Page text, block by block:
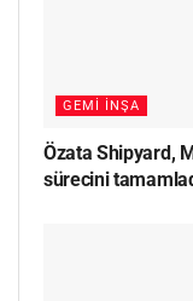
GEMI İNŞA
Özata Shipyard,
sürecini